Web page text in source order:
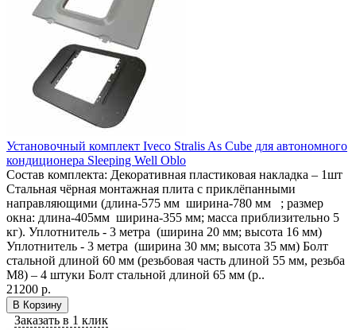
Установочный комплект Iveco Stralis As Cube для автономного
кондиционера Sleeping Well Oblo
Состав комплекта: Декоративная пластиковая накладка – 1шт
Стальная чёрная монтажная плита с приклёпанными
направляющими (длина-575 мм ширина-780 мм ; размер
окна: длина-405мм ширина-355 мм; масса приблизительно 5
кг). Уплотнитель - 3 метра (ширина 20 мм; высота 16 мм)
Уплотнитель - 3 метра (ширина 30 мм; высота 35 мм) Болт
стальной длиной 60 мм (резьбовая часть длиной 55 мм, резьба
М8) – 4 штуки Болт стальной длиной 65 мм (р..
21200 р.
В Корзину
Заказать в 1 клик